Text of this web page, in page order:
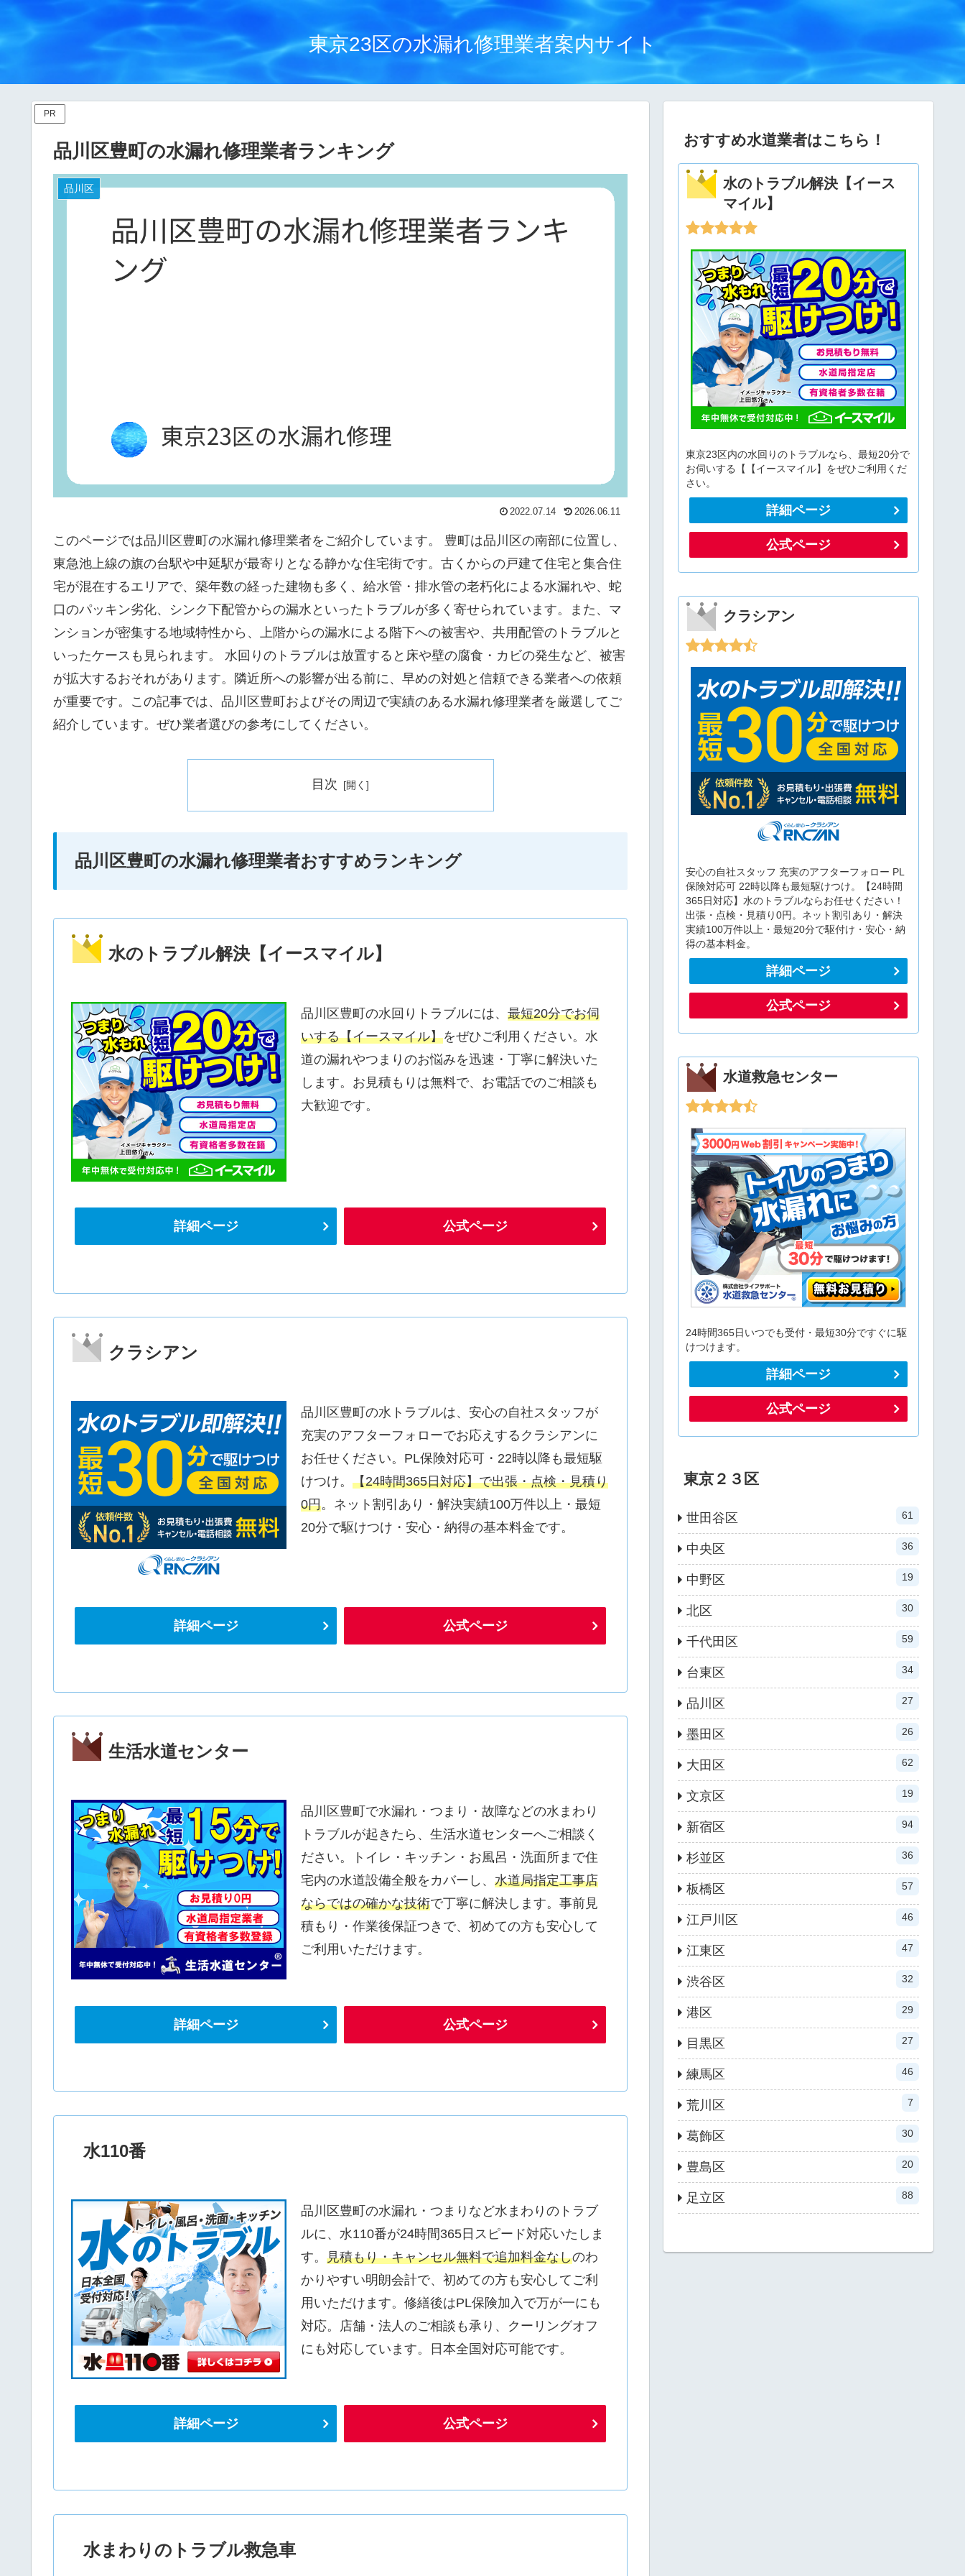
東京23区の水漏れ修理業者案内サイト
PR
品川区豊町の水漏れ修理業者ランキング
品川区
2022.07.14 2026.06.11
このページでは品川区豊町の水漏れ修理業者をご紹介しています。 豊町は品川区の南部に位置し、
東急池上線の旗の台駅や中延駅が最寄りとなる静かな住宅街です。古くからの戸建て住宅と集合住
宅が混在するエリアで、築年数の経った建物も多く、給水管・排水管の老朽化による水漏れや、蛇
口のパッキン劣化、シンク下配管からの漏水といったトラブルが多く寄せられています。また、マ
ンションが密集する地域特性から、上階からの漏水による階下への被害や、共用配管のトラブルと
いったケースも見られます。 水回りのトラブルは放置すると床や壁の腐食・カビの発生など、被害
が拡大するおそれがあります。隣近所への影響が出る前に、早めの対処と信頼できる業者への依頼
が重要です。この記事では、品川区豊町およびその周辺で実績のある水漏れ修理業者を厳選してご
紹介しています。ぜひ業者選びの参考にしてください。
目次
品川区豊町の水漏れ修理業者おすすめランキング
水のトラブル解決【イースマイル】
品川区豊町の水回りトラブルには、 最短20分でお伺
いする【イースマイル】をぜひご利用ください。水
道の漏れやつまりのお悩みを迅速・丁寧に解決いた
します。お見積もりは無料で、お電話でのご相談も
大歓迎です。
詳細ページ 公式ページ
クラシアン
品川区豊町の水トラブルは、安心の自社スタッフが
充実のアフターフォローでお応えするクラシアンに
お任せください。PL保険対応可・22時以降も最短駆
けつけ。 【24時間365日対応】で出張・点検・見積り
0円。ネット割引あり・解決実績100万件以上・最短
20分で駆けつけ・安心・納得の基本料金です。
詳細ページ 公式ページ
生活水道センター
品川区豊町で水漏れ・つまり・故障などの水まわり
トラブルが起きたら、生活水道センターへご相談く
ださい。トイレ・キッチン・お風呂・洗面所まで住
宅内の水道設備全般をカバーし、 水道局指定工事店
ならではの確かな技術で丁寧に解決します。事前見
積もり・作業後保証つきで、初めての方も安心して
ご利用いただけます。
詳細ページ 公式ページ
水110番
品川区豊町の水漏れ・つまりなど水まわりのトラブ
ルに、水110番が24時間365日スピード対応いたしま
す。 見積もり・キャンセル無料で追加料金なしのわ
かりやすい明朗会計で、初めての方も安心してご利
用いただけます。修繕後はPL保険加入で万が一にも
対応。店舗・法人のご相談も承り、クーリングオフ
にも対応しています。日本全国対応可能です。
詳細ページ 公式ページ
水まわりのトラブル救急車
おすすめ水道業者はこちら！
水のトラブル解決【イース
マイル】
東京23区内の水回りのトラブルなら、最短20分で
お伺いする【【イースマイル】をぜひご利用くだ
さい。
詳細ページ
公式ページ
クラシアン
安心の自社スタッフ 充実のアフターフォロー PL
保険対応可 22時以降も最短駆けつけ。【24時間
365日対応】水のトラブルならお任せください！
出張・点検・見積り0円。ネット割引あり・解決
実績100万件以上・最短20分で駆付け・安心・納
得の基本料金。
詳細ページ
公式ページ
水道救急センター
24時間365日いつでも受付・最短30分ですぐに駆
けつけます。
詳細ページ
公式ページ
東京２３区
世田谷区 61
中央区 36
中野区 19
北区 30
千代田区 59
台東区 34
品川区 27
墨田区 26
大田区 62
文京区 19
新宿区 94
杉並区 36
板橋区 57
江戸川区 46
江東区 47
渋谷区 32
港区 29
目黒区 27
練馬区 46
荒川区 7
葛飾区 30
豊島区 20
足立区 88